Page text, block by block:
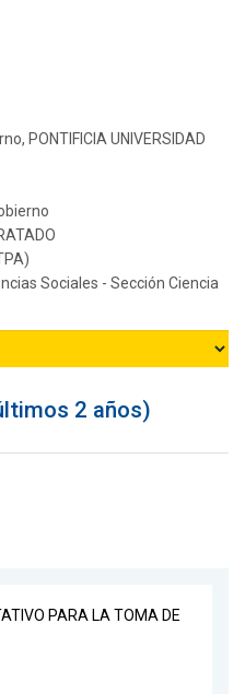
PONTIFICIA UNIVERSIDAD
Sociales - Sección Ciencia
2 años)
PARA LA TOMA DE